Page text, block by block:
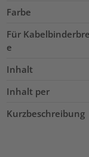
Farbe
Für
e
Inhalt
Inhalt per
Kurzbeschreibung